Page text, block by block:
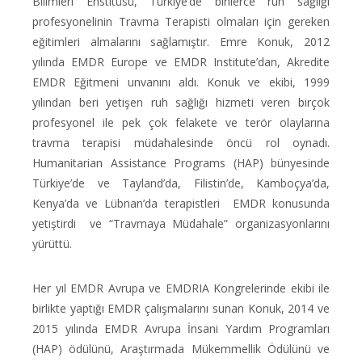
profesyonelinin Travma Terapisti olmaları için gereken
eğitimleri almalarını sağlamıştır. Emre Konuk, 2012
yılında EMDR Europe ve EMDR Institute’dan, Akredite
EMDR Eğitmeni unvanını aldı. Konuk ve ekibi, 1999
yılından beri yetişen ruh sağlığı hizmeti veren birçok
profesyonel ile pek çok felakete ve terör olaylarına
travma terapisi müdahalesinde öncü rol oynadı.
Humanitarian Assistance Programs (HAP) bünyesinde
Türkiye’de ve Tayland’da, Filistin’de, Kamboçya’da,
Kenya’da ve Lübnan’da terapistleri EMDR konusunda
yetiştirdi ve “Travmaya Müdahale” organizasyonlarını
yürüttü.
Her yıl EMDR Avrupa ve EMDRIA Kongrelerinde ekibi ile
birlikte yaptığı EMDR çalışmalarını sunan Konuk, 2014 ve
2015 yılında EMDR Avrupa İnsani Yardım Programları
(HAP) ödülünü, Araştırmada Mükemmellik Ödülünü ve